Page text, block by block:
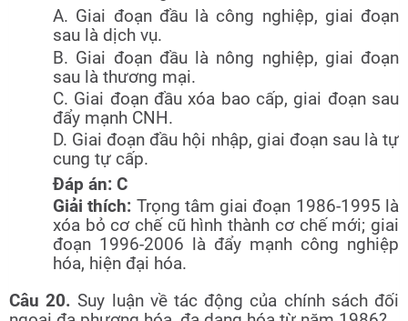
A. Giai đoạn đầu là công nghiệp, giai đoạn
sau là dịch vụ.
B. Giai đoạn đầu là nông nghiệp, giai đoạn
sau là thương mại.
C. Giai đoạn đầu xóa bao cấp, giai đoạn sau
đẩy mạnh CNH.
D. Giai đoạn đầu hội nhập, giai đoạn sau là tự
cung tự cấp.
Đáp án: C
Giải thích: Trọng tâm giai đoạn 1986-1995 là
xóa bỏ cơ chế cũ hình thành cơ chế mới; giai
đoạn 1996-2006 là đẩy mạnh công nghiệp
hóa, hiện đại hóa.
Câu 20.Suy luận về tác động của chính sách đối